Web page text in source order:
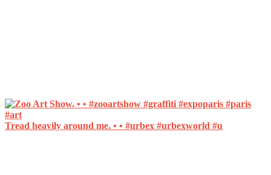
Tread heavily around me. • • #urbex #urbexworld #u